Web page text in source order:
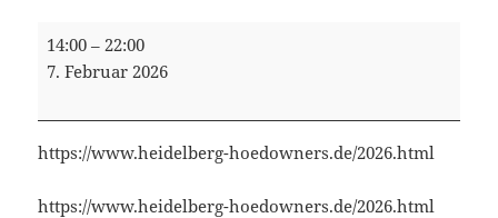
Valentines
Castle
14:00 – 22:00
7. Februar 2026
https://www.heidelberg-hoedowners.de/2026.html
https://www.heidelberg-hoedowners.de/2026.html